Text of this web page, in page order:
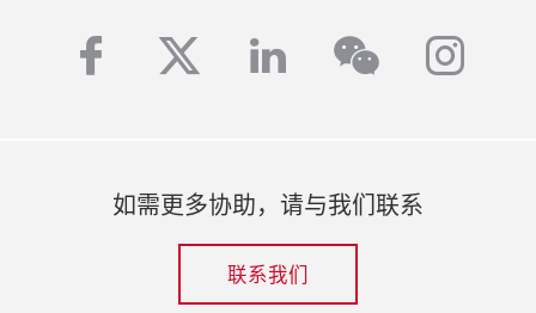
facebook
twitterlinkedinwechat
如需更多协助，请与我们联系
联系我们